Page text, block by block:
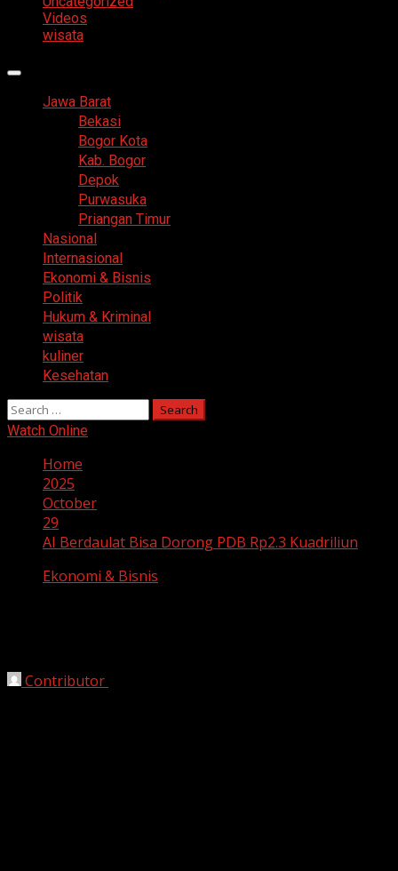
Videos
wisata
Primary
Jawa Barat
Bekasi
Bogor Kota
Kab. Bogor
Depok
Purwasuka
Priangan Timur
Nasional
Internasional
Ekonomi & Bisnis
Politik
Hukum & Kriminal
wisata
kuliner
Kesehatan
Search
for:
Watch Online
Home
2025
October
29
AI Berdaulat Bisa Dorong PDB Rp2.3 Kuadriliun
Ekonomi & Bisnis
Contributor